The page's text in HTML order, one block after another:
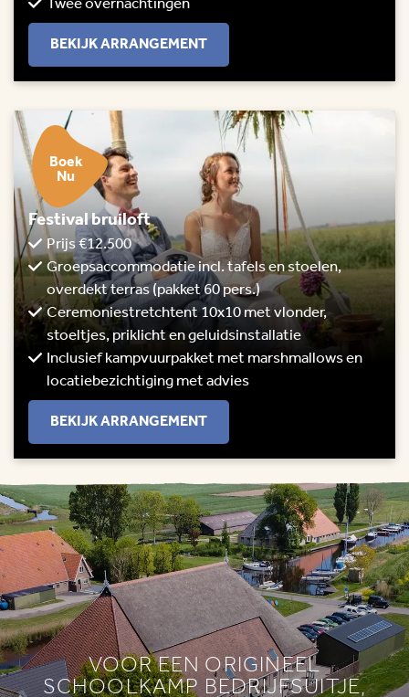
BEKIJK ARRANGEMENT
Boek
Nu
Festival bruiloft
Prijs €12.500
Groepsaccommodatie incl. tafels en stoelen,
overdekt terras (pakket 60 pers.)
Ceremoniestretchtent 10x10 met vlonder,
stoeltjes, priklicht en geluidsinstallatie
Inclusief kampvuurpakket met marshmallows en
locatiebezichtiging met advies
BEKIJK ARRANGEMENT
VOOR EEN ORIGINEEL
SCHOOLKAMP BEDRIJFSUITJE,